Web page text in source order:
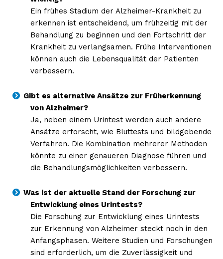
kostenlosen Newsletter
NEWSLETTER ABONNIEREN
Inhalte
Ein frühes Stadium der Alzheimer-Krankheit zu
erkennen ist entscheidend, um frühzeitig mit der
Behandlung zu beginnen und den Fortschritt der
Krankheit zu verlangsamen. Frühe Interventionen
können auch die Lebensqualität der Patienten
verbessern.
Gibt es alternative Ansätze zur Früherkennung
von Alzheimer?
Ja, neben einem Urintest werden auch andere
Ansätze erforscht, wie Bluttests und bildgebende
Verfahren. Die Kombination mehrerer Methoden
könnte zu einer genaueren Diagnose führen und
die Behandlungsmöglichkeiten verbessern.
Was ist der aktuelle Stand der Forschung zur
Entwicklung eines Urintests?
Die Forschung zur Entwicklung eines Urintests
zur Erkennung von Alzheimer steckt noch in den
Anfangsphasen. Weitere Studien und Forschungen
sind erforderlich, um die Zuverlässigkeit und